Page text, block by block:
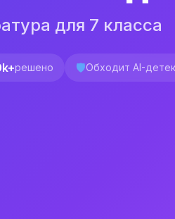
для 7 класса
решено 🛡️Обходит AI-